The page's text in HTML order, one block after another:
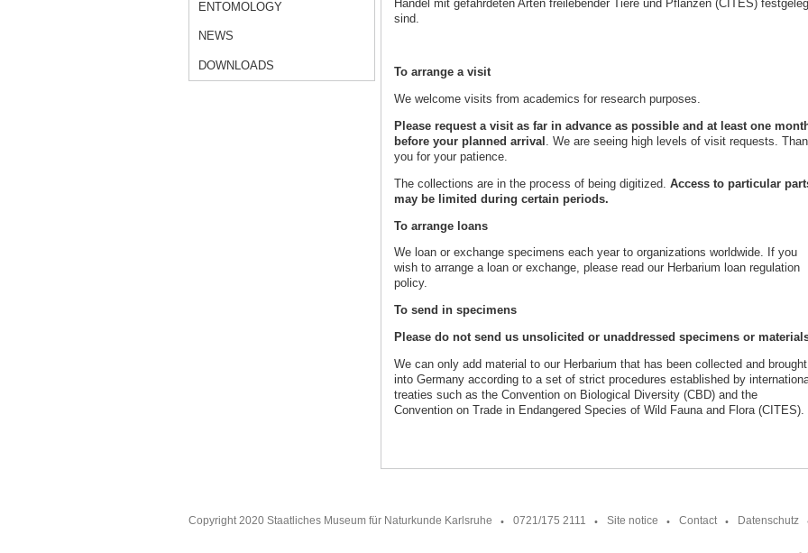
ENTOMOLOGY
NEWS
DOWNLOADS
Handel mit gefährdeten Arten freilebender Tiere und Pflanzen (CITES)
sind.
To arrange a visit
We welcome visits from academics for research purposes.
Please request a visit as far in advance as possible and at least one
before your planned arrival . We are seeing high levels of visit requests.
you for your patience.
The collections are in the process of being digitized. Access to particular
may be limited during certain periods.
To arrange loans
We loan or exchange specimens each year to organizations worldwide. If you
wish to arrange a loan or exchange, please read our Herbarium loan regulation
policy.
To send in specimens
Please do not send us unsolicited or unaddressed specimens or
We can only add material to our Herbarium that has been collected and brought
into Germany according to a set of strict procedures established by
treaties such as the Convention on Biological Diversity (CBD) and the
Convention on Trade in Endangered Species of Wild Fauna and Flora (CITES).
Copyright 2020 Staatliches Museum für Naturkunde Karlsruhe 0721/175 2111 Site notice Contact Datenschutz